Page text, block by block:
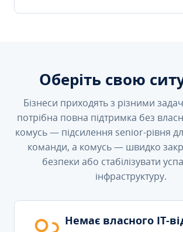
Оберіть свою
Бізнеси приходять з різними
потрібна повна підтримка без
комусь — підсилення senior-рівня
команди, а комусь — швидко
безпеки або стабілізувати
інфраструктуру.
Немає власного IT-